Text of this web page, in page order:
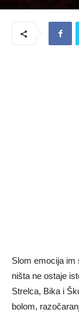
Slom emocija im
ništa ne ostaje
Strelca, Bika i
bolom,